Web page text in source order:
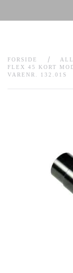
FORSIDE
FLEX 45 KORT
VARENR. 132.01S